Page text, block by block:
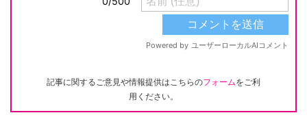
記事に関するご意見や情報提供はこちらのフォームをご利
用ください。